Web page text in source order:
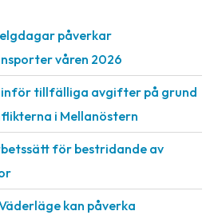
påverkar
våren 2026
inför tillfälliga avgifter på grund
i Mellanöstern
för bestridande av
kan påverka